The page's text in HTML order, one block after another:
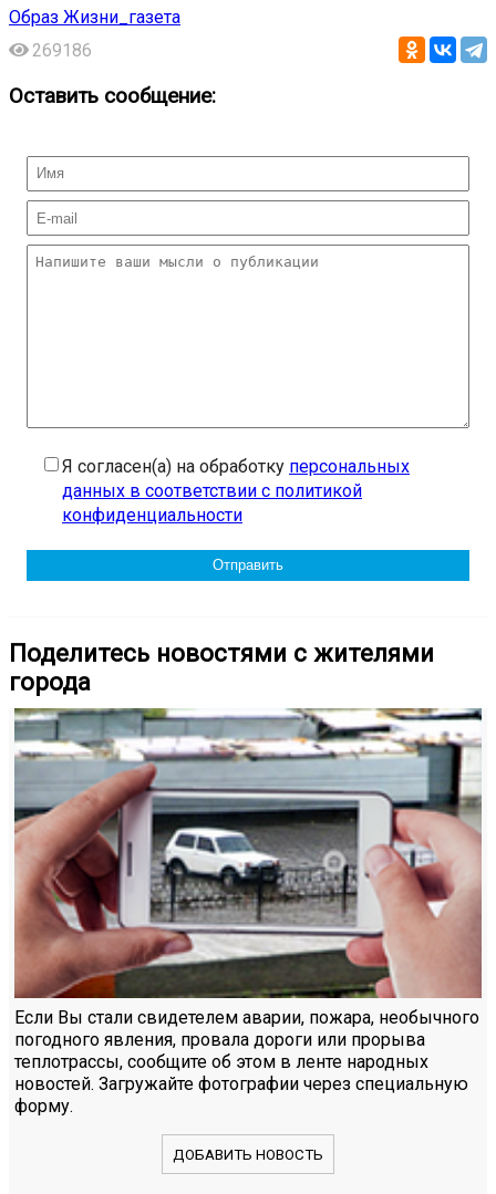
Образ Жизни_газета
269186
Оставить сообщение:
Я согласен(а) на обработку персональных
данных в соответствии с политикой
конфиденциальности
Поделитесь новостями с жителями
города
Если Вы стали свидетелем аварии, пожара, необычного
погодного явления, провала дороги или прорыва
теплотрассы, сообщите об этом в ленте народных
новостей. Загружайте фотографии через специальную
форму.
ДОБАВИТЬ НОВОСТЬ